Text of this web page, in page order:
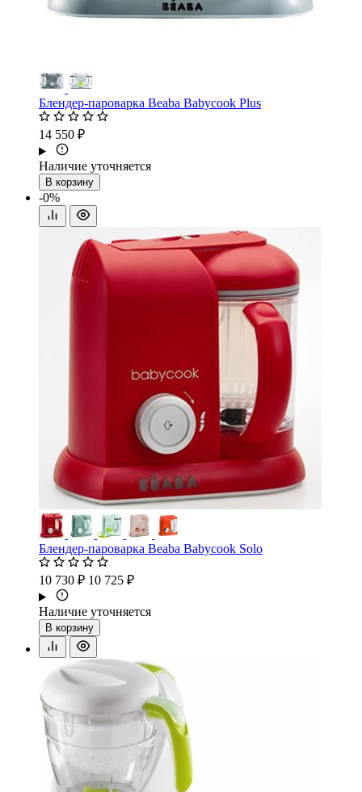
Блендер-пароварка Beaba Babycook Plus
14 550 ₽
Наличие уточняется
В корзину
-0%
Блендер-пароварка Beaba Babycook Solo
10 730 ₽ 10 725 ₽
Наличие уточняется
В корзину